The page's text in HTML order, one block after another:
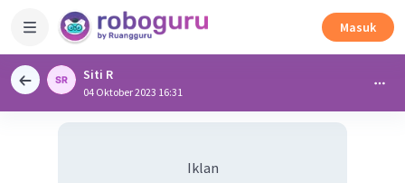
Masuk
Siti R
04 Oktober 2023 16:31
Iklan